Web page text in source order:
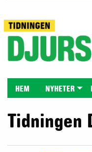
HEM NYHETER
Tidningen